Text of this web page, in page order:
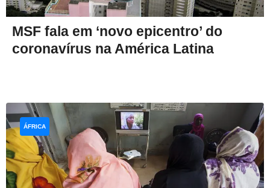
MSF fala em ‘novo epicentro’ do
coronavírus na América Latina
ÁFRICA